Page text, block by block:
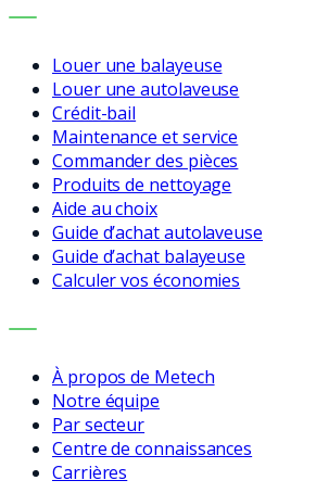
SERVICES
Louer une balayeuse
Louer une autolaveuse
Crédit-bail
Maintenance et service
Commander des pièces
Produits de nettoyage
Aide au choix
Guide d’achat autolaveuse
Guide d’achat balayeuse
Calculer vos économies
ENTREPRISE
À propos de Metech
Notre équipe
Par secteur
Centre de connaissances
Carrières